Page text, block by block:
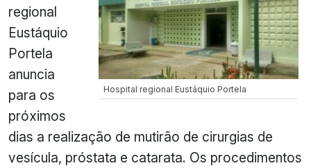
Hospital regional Eustáquio Portela
regional
Eustáquio
Portela
anuncia
para os
próximos
dias a realização de mutirão de cirurgias de
vesícula, próstata e catarata. Os procedimentos